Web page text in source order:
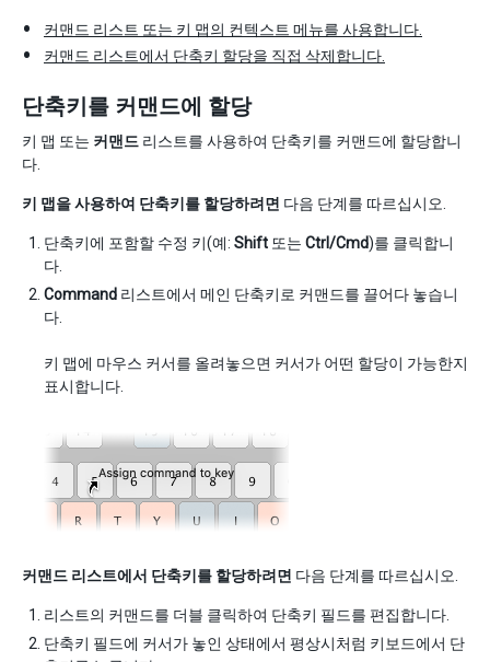
커맨드 리스트 또는 키 맵의 컨텍스트 메뉴를 사용합니다.
커맨드 리스트에서 단축키 할당을 직접 삭제합니다.
단축키를 커맨드에 할당
키 맵 또는 커맨드 리스트를 사용하여 단축키를 커맨드에 할당합니
다.
키 맵을 사용하여 단축키를 할당하려면 다음 단계를 따르십시오.
단축키에 포함할 수정 키(예: Shift 또는 Ctrl/Cmd)를 클릭합니
다.
Command 리스트에서 메인 단축키로 커맨드를 끌어다 놓습니
다.
키 맵에 마우스 커서를 올려놓으면 커서가 어떤 할당이 가능한지
표시합니다.
커맨드 리스트에서 단축키를 할당하려면 다음 단계를 따르십시오.
리스트의 커맨드를 더블 클릭하여 단축키 필드를 편집합니다.
단축키 필드에 커서가 놓인 상태에서 평상시처럼 키보드에서 단